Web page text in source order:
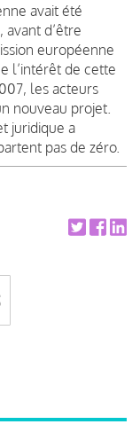
avait été
avant d’être
européenne
l’intérêt de cette
les acteurs
nouveau projet.
juridique a
pas de zéro.